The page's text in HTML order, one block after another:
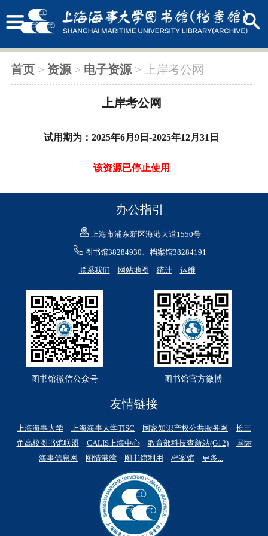
首页> 资源> 电子资源> 上岸考公网
上岸考公网
试用期为：2025年6月9日-2025年12月31日
该资源已停止使用
办公指引
上海市浦东新区海港大道1550号
图书馆38284930、档案馆38284191
联系我们
网站地图 统计 运维
图书馆微信公众号 图书馆官方微博
友情链接
上海海事大学 上海海事大学TISC 国家知识产权公共服务网
长三
角高校图书馆联盟
CALIS上海中心 教育部科技查新站(G12)
国际
海事信息网
图情港湾 图书馆利用 档案馆 更多...